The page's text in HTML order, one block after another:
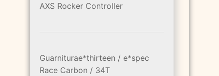
AXS Rocker Controller
Guarniturae*thirteen / e*spec
Race Carbon / 34T